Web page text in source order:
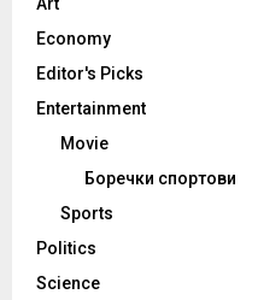
Economy
Editor's Picks
Entertainment
Movie
Боречки спортови
Sports
Politics
Science